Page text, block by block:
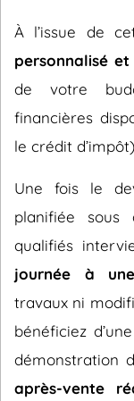
À l’issue de
personnalisé
de votre
financières
le crédit
Une fois le
planifiée sous
qualifiés
journée à
travaux ni
bénéficiez d’une
démonstration
après-vente